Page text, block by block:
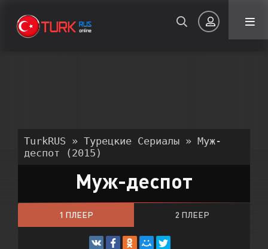
Запомнить
ВОЙТИ НА САЙТ
TurkRUS » Турецкие Сериалы » Муж-
деспот (2015)
Муж-деспот
1 ПЛЕЕР 2 ПЛЕЕР